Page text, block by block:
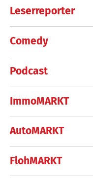
Leserreporter
Comedy
Podcast
ImmoMARKT
AutoMARKT
FlohMARKT